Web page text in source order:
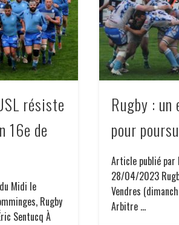
résiste
16e de
Midi le
Rugby
Sentucq À
Rugby :
pour
Article publié par
28/04/2023
Vendres
Arbitre …